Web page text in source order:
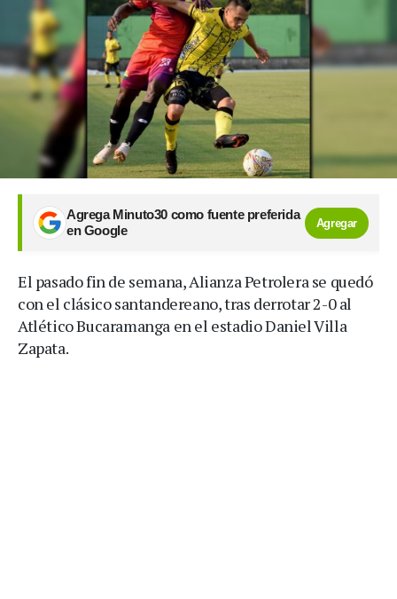
Agrega Minuto30 como fuente preferida
en Google
Agregar
El pasado fin de semana, Alianza Petrolera se quedó
con el clásico santandereano, tras derrotar 2-0 al
Atlético Bucaramanga en el estadio Daniel Villa
Zapata.